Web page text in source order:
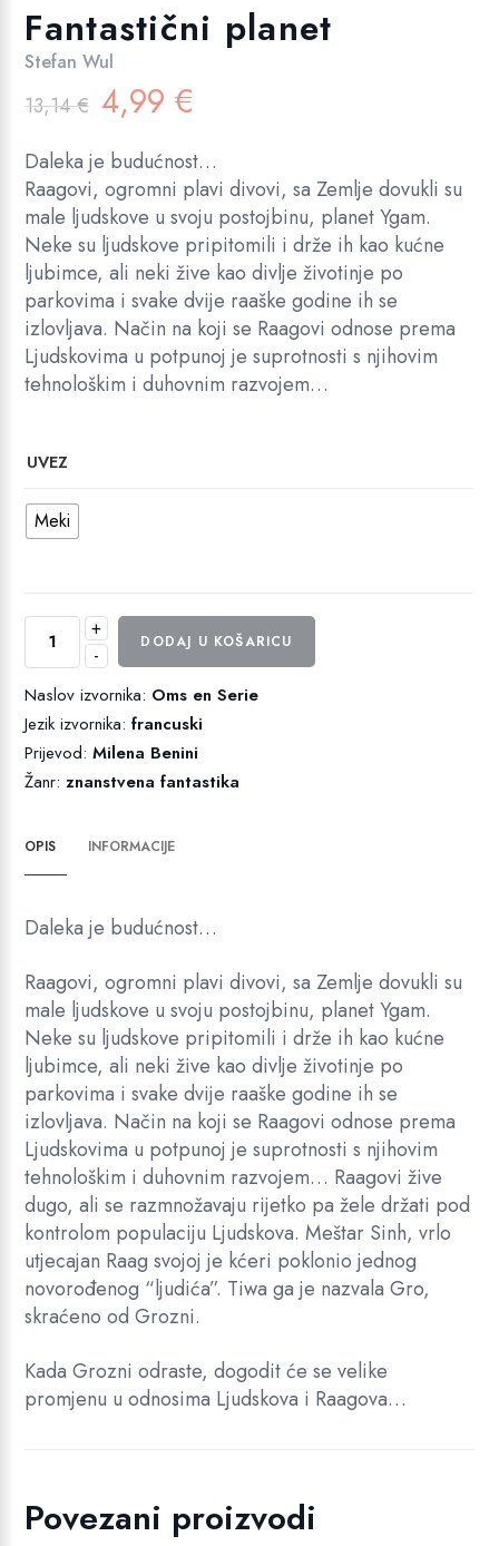
Fantastični planet
Stefan Wul
13,14€ Izvorna
cijena
bila
je:
13,14 €.
4,99€
je:
4,99 €.
Daleka je budućnost…
Raagovi, ogromni plavi divovi, sa Zemlje dovukli su
male ljudskove u svoju postojbinu, planet Ygam.
Neke su ljudskove pripitomili i drže ih kao kućne
ljubimce, ali neki žive kao divlje životinje po
parkovima i svake dvije raaške godine ih se
izlovljava. Način na koji se Raagovi odnose prema
Ljudskovima u potpunoj je suprotnosti s njihovim
tehnološkim i duhovnim razvojem…
UVEZ
Meki
-
Fantastični
količina
+
DODAJ U KOŠARICU
Naslov izvornika: Oms en Serie
Jezik izvornika:francuski
Prijevod:Milena Benini
Žanr:znanstvena fantastika
OPIS INFORMACIJE
Daleka je budućnost…
Raagovi, ogromni plavi divovi, sa Zemlje dovukli su
male ljudskove u svoju postojbinu, planet Ygam.
Neke su ljudskove pripitomili i drže ih kao kućne
ljubimce, ali neki žive kao divlje životinje po
parkovima i svake dvije raaške godine ih se
izlovljava. Način na koji se Raagovi odnose prema
Ljudskovima u potpunoj je suprotnosti s njihovim
tehnološkim i duhovnim razvojem… Raagovi žive
dugo, ali se razmnožavaju rijetko pa žele držati pod
kontrolom populaciju Ljudskova. Meštar Sinh, vrlo
utjecajan Raag svojoj je kćeri poklonio jednog
novorođenog “ljudića”. Tiwa ga je nazvala Gro,
skraćeno od Grozni.
Kada Grozni odraste, dogodit će se velike
promjenu u odnosima Ljudskova i Raagova…
Povezani proizvodi